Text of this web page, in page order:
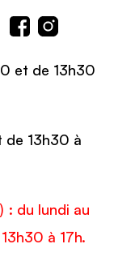
et de 13h30
de 13h30 à
: du lundi au
à 17h.